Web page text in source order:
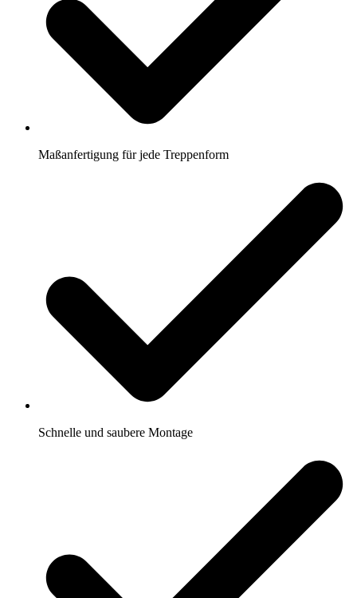
Maßanfertigung für jede Treppenform
Schnelle und saubere Montage